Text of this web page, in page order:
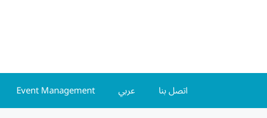
Event Management عربي اتصل بنا